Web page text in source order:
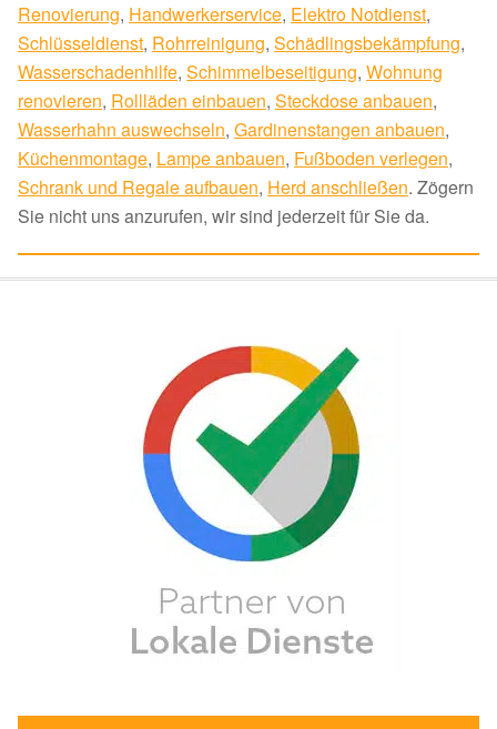
Renovierung, Handwerkerservice, Elektro Notdienst,
Schlüsseldienst, Rohrreinigung, Schädlingsbekämpfung,
Wasserschadenhilfe, Schimmelbeseitigung, Wohnung
renovieren, Rollläden einbauen, Steckdose anbauen,
Wasserhahn auswechseln, Gardinenstangen anbauen,
Küchenmontage, Lampe anbauen, Fußboden verlegen,
Schrank und Regale aufbauen, Herd anschließen. Zögern
Sie nicht uns anzurufen, wir sind jederzeit für Sie da.